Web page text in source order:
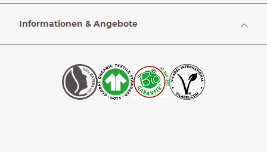
Informationen & Angebote